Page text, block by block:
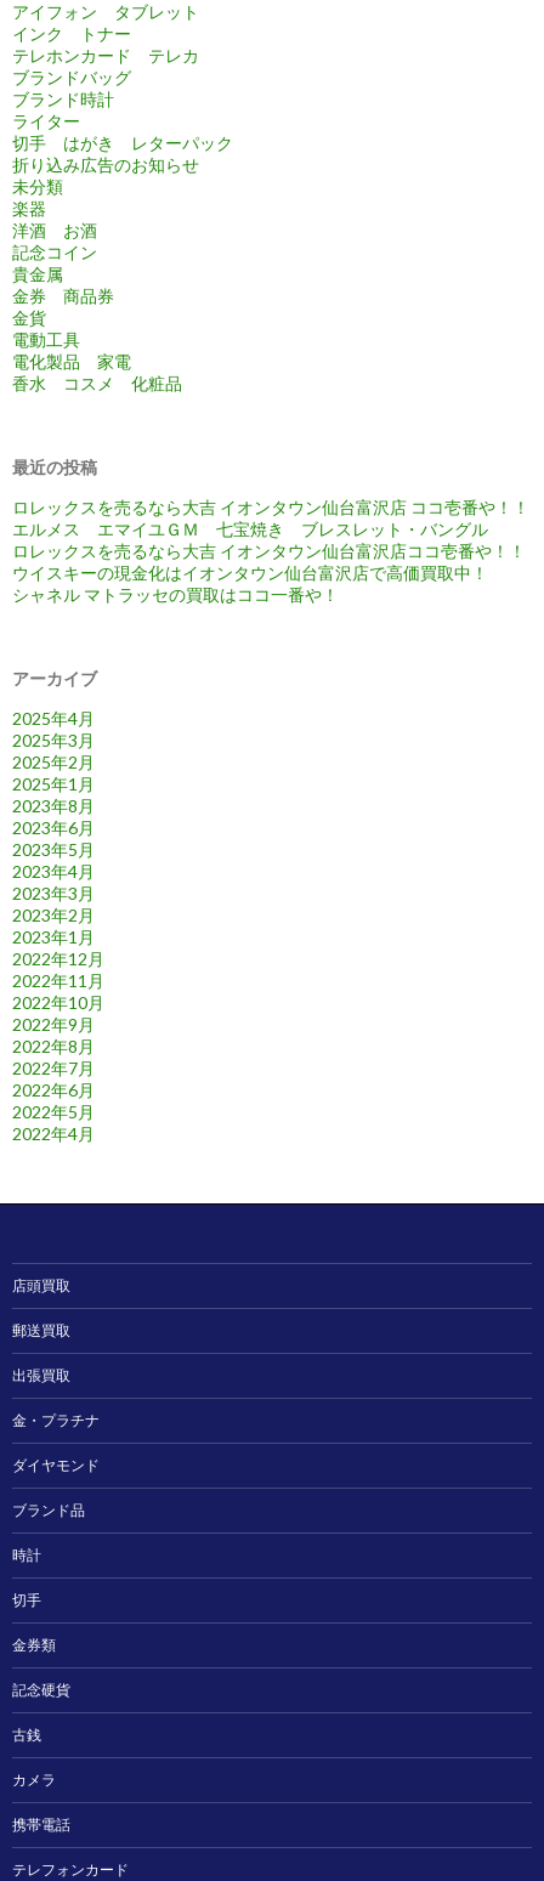
アイフォン タブレット
インク トナー
テレホンカード テレカ
ブランドバッグ
ブランド時計
ライター
切手 はがき レターパック
折り込み広告のお知らせ
未分類
楽器
洋酒 お酒
記念コイン
貴金属
金券 商品券
金貨
電動工具
電化製品 家電
香水 コスメ 化粧品
最近の投稿
ロレックスを売るなら大吉 イオンタウン仙台富沢店 ココ壱番や！！
エルメス エマイユＧＭ 七宝焼き ブレスレット・バングル
ロレックスを売るなら大吉 イオンタウン仙台富沢店ココ壱番や！！
ウイスキーの現金化はイオンタウン仙台富沢店で高価買取中！
シャネル マトラッセの買取はココ一番や！
アーカイブ
2025年4月
2025年3月
2025年2月
2025年1月
2023年8月
2023年6月
2023年5月
2023年4月
2023年3月
2023年2月
2023年1月
2022年12月
2022年11月
2022年10月
2022年9月
2022年8月
2022年7月
2022年6月
2022年5月
2022年4月
店頭買取
郵送買取
出張買取
金・プラチナ
ダイヤモンド
ブランド品
時計
切手
金券類
記念硬貨
古銭
カメラ
携帯電話
テレフォンカード